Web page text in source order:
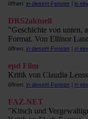
öffnen: in diesem Fenster | in
DRS2aktuell
"Geschichte von unten,
Format. Von Ellinor
öffnen: in diesem Fenster | in
epd Film
Kritik von Claudia
öffnen: in diesem Fenster | in
FAZ.NET
"Kitsch und